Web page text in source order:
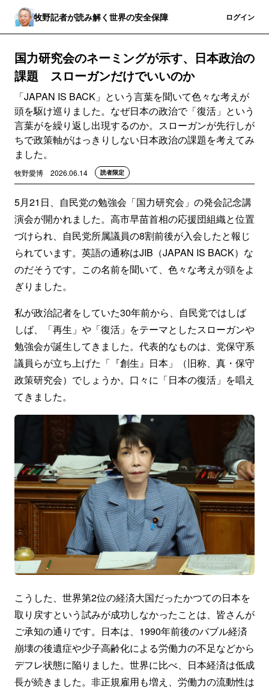
牧野記者が読み解く世界の安全保障 ログイン
国力研究会のネーミングが示す、日本政治の
課題 スローガンだけでいいのか
「JAPAN IS BACK」という言葉を聞いて色々な考えが
頭を駆け巡りました。なぜ日本の政治で「復活」という
言葉がを繰り返し出現するのか。スローガンが先行しが
ちで政策軸がはっきりしない日本政治の課題を考えてみ
ました。
牧野愛博 2026.06.14 読者限定
5月21日、自民党の勉強会「国力研究会」の発会記念講
演会が開かれました。高市早苗首相の応援団組織と位置
づけられ、自民党所属議員の8割前後が入会したと報じ
られています。英語の通称はJIB（JAPAN IS BACK）な
のだそうです。この名前を聞いて、色々な考えが頭をよ
ぎりました。
私が政治記者をしていた30年前から、自民党ではしば
しば、「再生」や「復活」をテーマとしたスローガンや
勉強会が誕生してきました。代表的なものは、党保守系
議員らが立ち上げた「『創生』日本」（旧称、真・保守
政策研究会）でしょうか。口々に「日本の復活」を唱え
てきました。
こうした、世界第2位の経済大国だったかつての日本を
取り戻すという試みが成功しなかったことは、皆さんが
ご承知の通りです。日本は、1990年前後のバブル経済
崩壊の後遺症や少子高齢化による労働力の不足などから
デフレ状態に陥りました。世界に比べ、日本経済は低成
長が続きました。非正規雇用も増え、労働力の流動性は